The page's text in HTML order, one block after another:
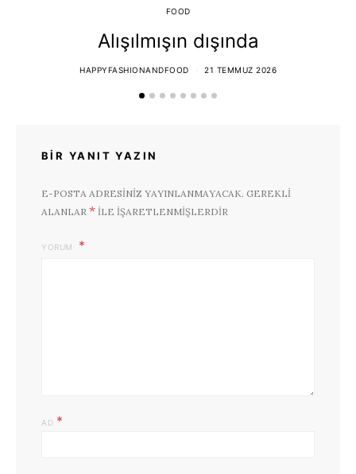
FOOD
Alışılmışın dışında
HAPPYFASHIONANDFOOD 21 TEMMUZ 2026
BIR YANIT YAZIN
E-POSTA ADRESINIZ YAYINLANMAYACAK. GEREKLI
ALANLAR * ILE IŞARETLENMIŞLERDIR
YORUM
AD *